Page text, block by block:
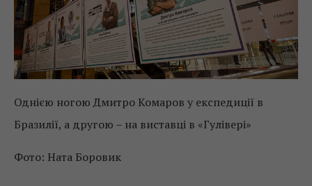
Однією ногою Дмитро Комаров у експедиції в
Бразилії, а другою – на виставці в «Гулівері»
Фото: Ната Боровик